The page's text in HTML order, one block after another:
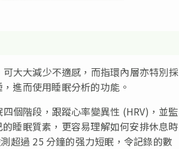
大大減少不適感，而指環內層亦特別採
進而使用睡眠分析的功能。
個階段，跟蹤心率變異性 (HRV)，並監
睡眠質素，更容易理解如何安排休息時
超過 25 分鐘的强力短眠，令記錄的數